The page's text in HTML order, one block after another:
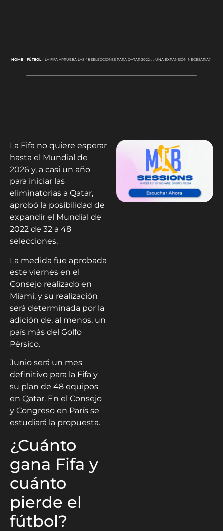
HOME- FÚTBOL- LA FIFA APRUEBA LAS 48 SELECCIONES PARA QATAR 2022… ¿UNA EXPANSIÓN NECESARIA?
La Fifa no quiere esperar
hasta el Mundial de
2026 y, a casi un año
para iniciar las
eliminatorias a Qatar,
aprobó la posibilidad de
expandir el Mundial de
2022 de 32 a 48
selecciones.
La medida fue aprobada
este viernes en el
Consejo realizado en
Miami, y su realización
será determinada por la
adición de, al menos, un
país más del Golfo
Pérsico.
Junio será un mes
definitivo para la Fifa y
su plan de 48 equipos
en Qatar. En el Consejo
y Congreso en París se
estudiará la propuesta.
¿Cuánto
gana Fifa y
cuánto
pierde el
fútbol?